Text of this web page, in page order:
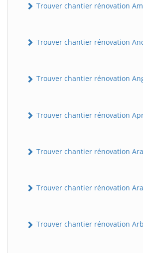
Trouver chantier rénovation
Trouver chantier rénovation
Trouver chantier rénovation
Trouver chantier rénovation
Trouver chantier rénovation
Trouver chantier rénovation
Trouver chantier rénovation